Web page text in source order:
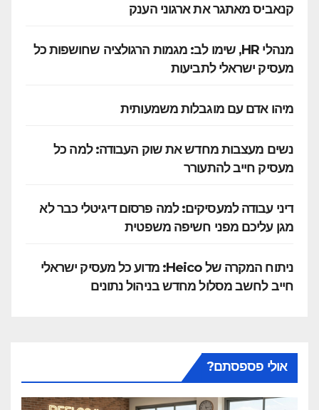
קנאביס מאתגר את ארגוני הענק
מנהלי HR, שימו לב: מגמות הרגולציה שחושפות כל
מעסיק ישראלי לתביעות
מיהו אדם עם מוגבלות משמעותית
נשים מעצבות מחדש את שוק העבודה: למה כל
מעסיק חייב להתעורר
דיני עבודה למעסיקים: למה פרסום דיגיטלי כבר לא
מגן עליכם מפני חשיפה משפטית
ניתוח המקרה של Heico: מדוע כל מעסיק ישראלי
חייב לחשב מסלול מחדש בניהול נתונים
אולי פספסתם?